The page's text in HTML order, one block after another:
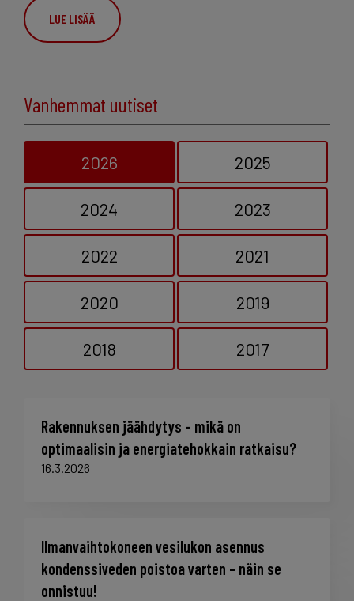
LUE LISÄÄ
Vanhemmat uutiset
2026 2025
2024 2023
2022 2021
2020 2019
2018 2017
Rakennuksen jäähdytys – mikä on
optimaalisin ja energiatehokkain ratkaisu?
16.3.2026
Ilmanvaihtokoneen vesilukon asennus
kondenssiveden poistoa varten – näin se
onnistuu!